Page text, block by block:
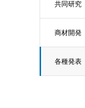
共同研究
商材開発
各種発表